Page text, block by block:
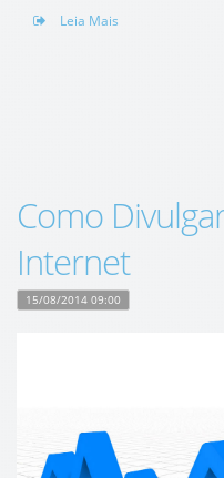
Leia Mais
Como
Internet
15/08/2014 09:00